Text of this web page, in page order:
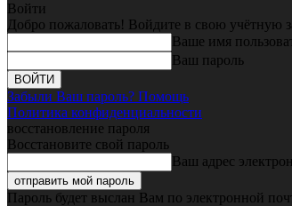
Войти
Добро пожаловать! Войдите в свою учётную
Ваше имя
Ваш пароль
Забыли Ваш пароль? Помощь
Политика конфиденциальности
восстановление пароля
Восстановите свой пароль
Ваш адрес
Пароль будет выслан Вам по электронной